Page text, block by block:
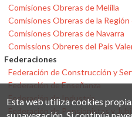
Comisiones Obreras de Melilla
Comisiones Obreras de la Región
Comisiones Obreras de Navarra
Comissions Obreres del País
Federaciones
Federación de Construcción y
Federación de Enseñanza
Federación de Industria
Federación de Pensionistas y
Esta web utiliza cookies